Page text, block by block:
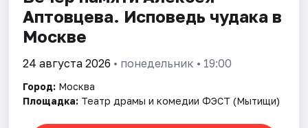
Аптовцева. Исповедь чудака в
Москве
24 августа 2026 • понедельник • 19:00
Город: Москва
Площадка: Театр драмы и комедии ФЭСТ (Мытищи)